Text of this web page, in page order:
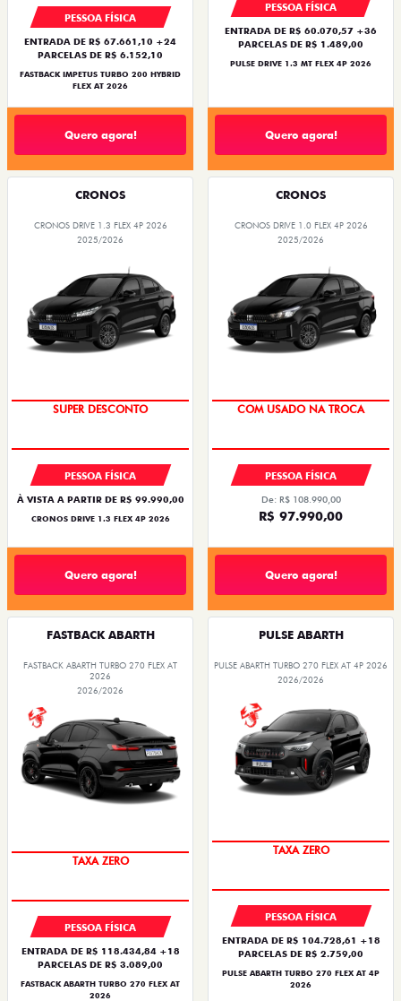
PESSOA FÍSICA
ENTRADA DE R$ 67.661,10 +24
PARCELAS DE R$ 6.152,10
FASTBACK IMPETUS TURBO 200 HYBRID
FLEX AT 2026
Quero agora!
PESSOA FÍSICA
ENTRADA DE R$ 60.070,57 +36
PARCELAS DE R$ 1.489,00
PULSE DRIVE 1.3 MT FLEX 4P 2026
Quero agora!
CRONOS
CRONOS DRIVE 1.3 FLEX 4P 2026
2025/2026
SUPER DESCONTO
PESSOA FÍSICA
À VISTA A PARTIR DE R$ 99.990,00
CRONOS DRIVE 1.3 FLEX 4P 2026
Quero agora!
CRONOS
CRONOS DRIVE 1.0 FLEX 4P 2026
2025/2026
COM USADO NA TROCA
PESSOA FÍSICA
De: R$ 108.990,00
R$ 97.990,00
Quero agora!
FASTBACK ABARTH
FASTBACK ABARTH TURBO 270 FLEX AT
2026
2026/2026
TAXA ZERO
PESSOA FÍSICA
ENTRADA DE R$ 118.434,84 +18
PARCELAS DE R$ 3.089,00
FASTBACK ABARTH TURBO 270 FLEX AT
2026
PULSE ABARTH
PULSE ABARTH TURBO 270 FLEX AT 4P 2026
2026/2026
TAXA ZERO
PESSOA FÍSICA
ENTRADA DE R$ 104.728,61 +18
PARCELAS DE R$ 2.759,00
PULSE ABARTH TURBO 270 FLEX AT 4P
2026